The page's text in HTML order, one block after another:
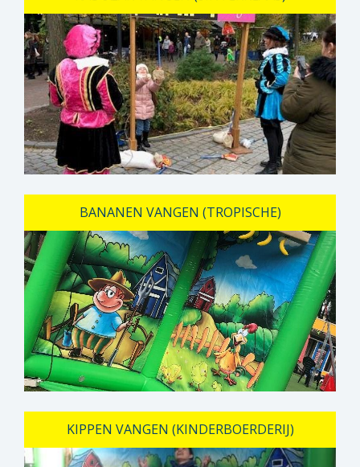
BANANEN VANGEN (TROPISCHE)
KIPPEN VANGEN (KINDERBOERDERIJ)